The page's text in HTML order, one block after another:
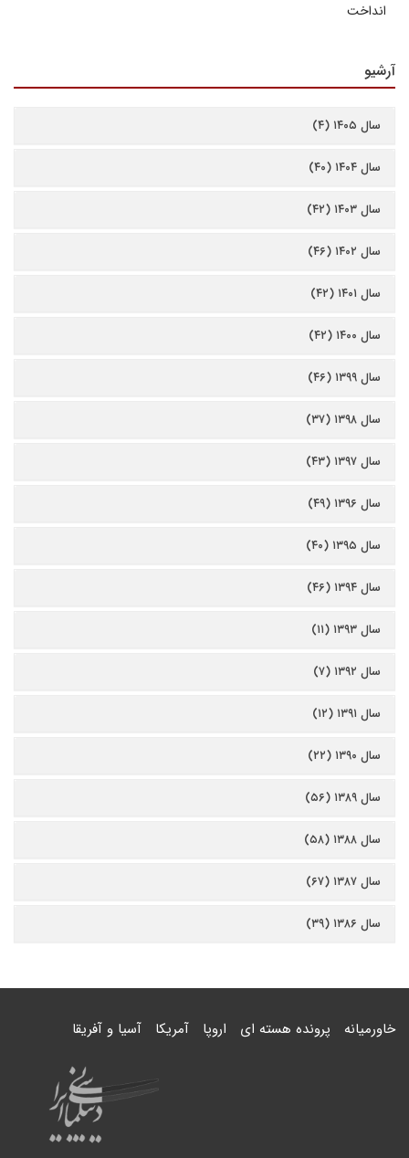
انداخت
آرشیو
سال ۱۴۰۵ (۴)
سال ۱۴۰۴ (۴۰)
سال ۱۴۰۳ (۴۲)
سال ۱۴۰۲ (۴۶)
سال ۱۴۰۱ (۴۲)
سال ۱۴۰۰ (۴۲)
سال ۱۳۹۹ (۴۶)
سال ۱۳۹۸ (۳۷)
سال ۱۳۹۷ (۴۳)
سال ۱۳۹۶ (۴۹)
سال ۱۳۹۵ (۴۰)
سال ۱۳۹۴ (۴۶)
سال ۱۳۹۳ (۱۱)
سال ۱۳۹۲ (۷)
سال ۱۳۹۱ (۱۲)
سال ۱۳۹۰ (۲۲)
سال ۱۳۸۹ (۵۶)
سال ۱۳۸۸ (۵۸)
سال ۱۳۸۷ (۶۷)
سال ۱۳۸۶ (۳۹)
خاورمیانه پرونده هسته ای اروپا آمریکا آسیا و آفریقا